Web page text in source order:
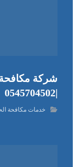
شركة
|0545704502
خدمات مكافحة